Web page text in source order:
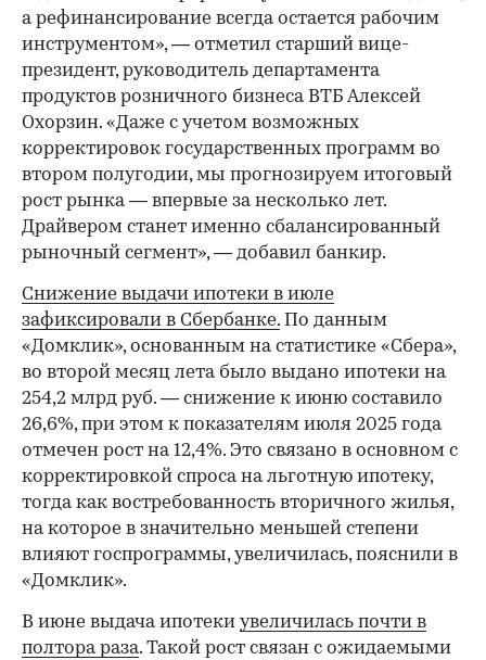
а рефинансирование всегда остается рабочим
инструментом», — отметил старший вице-
президент, руководитель департамента
продуктов розничного бизнеса ВТБ Алексей
Охорзин. «Даже с учетом возможных
корректировок государственных программ во
втором полугодии, мы прогнозируем итоговый
рост рынка — впервые за несколько лет.
Драйвером станет именно сбалансированный
рыночный сегмент», — добавил банкир.
Снижение выдачи ипотеки в июле
зафиксировали в Сбербанке. По данным
«Домклик», основанным на статистике «Сбера»,
во второй месяц лета было выдано ипотеки на
254,2 млрд руб. — снижение к июню составило
26,6%, при этом к показателям июля 2025 года
отмечен рост на 12,4%. Это связано в основном с
корректировкой спроса на льготную ипотеку,
тогда как востребованность вторичного жилья,
на которое в значительно меньшей степени
влияют госпрограммы, увеличилась, пояснили в
«Домклик».
В июне выдача ипотеки увеличилась почти в
полтора раза. Такой рост связан с ожидаемыми